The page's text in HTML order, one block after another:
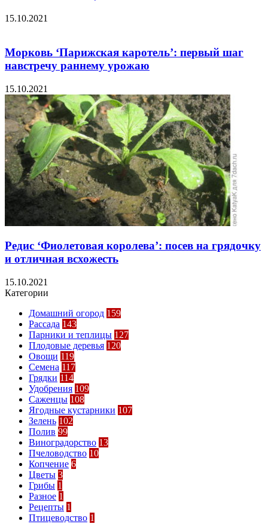
15.10.2021
Морковь ‘Парижская каротель’: первый шаг
навстречу раннему урожаю
15.10.2021
Редис ‘Фиолетовая королева’: посев на грядочку
и отличная всхожесть
15.10.2021
Категории
Домашний огород 159
Рассада 143
Парники и теплицы 127
Плодовые деревья 120
Овощи 119
Семена 117
Грядки 114
Удобрения 109
Саженцы 108
Ягодные кустарники 107
Зелень 102
Полив 99
Виноградорство 13
Пчеловодство 10
Копчение 6
Цветы 3
Грибы 1
Разное 1
Рецепты 1
Птицеводство 1